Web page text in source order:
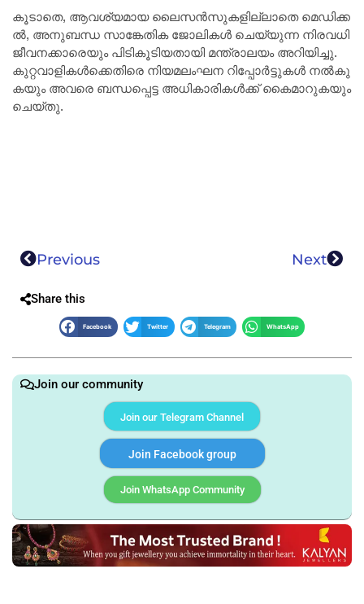
കൂ​ടാ​തെ, ആ​വ​ശ്യ​മാ​യ ലൈ​സ​ൻ​സു​ക​ളി​ല്ലാ​തെ മെ​ഡി​ക്ക​
ൽ, അ​നു​ബ​ന്ധ സാ​ങ്കേ​തി​ക ജോ​ലി​ക​ൾ ചെ​യ്യു​ന്ന നി​ര​വ​ധി
ജീ​വ​ന​ക്കാ​രെ​യും പി​ടി​കൂ​ടി​യ​താ​യി മ​ന്ത്രാ​ല​യം അ​റി​യി​ച്ചു.
കു​റ്റ​വാ​ളി​ക​ൾ​ക്കെ​തി​രെ നി​യ​മ​ലം​ഘ​ന റി​പ്പോ​ർ​ട്ടു​ക​ൾ ന​ൽ​കു​
ക​യും അ​വ​രെ ബ​ന്ധ​പ്പെ​ട്ട അ​ധി​കാ​രി​ക​ൾ​ക്ക് കൈ​മാ​റു​ക​യും
ചെ​യ്തു.
Previous Next
Share this
Facebook Twitter Telegram WhatsApp
Join our community
Join our Telegram Channel
Join Facebook group
Join WhatsApp Community